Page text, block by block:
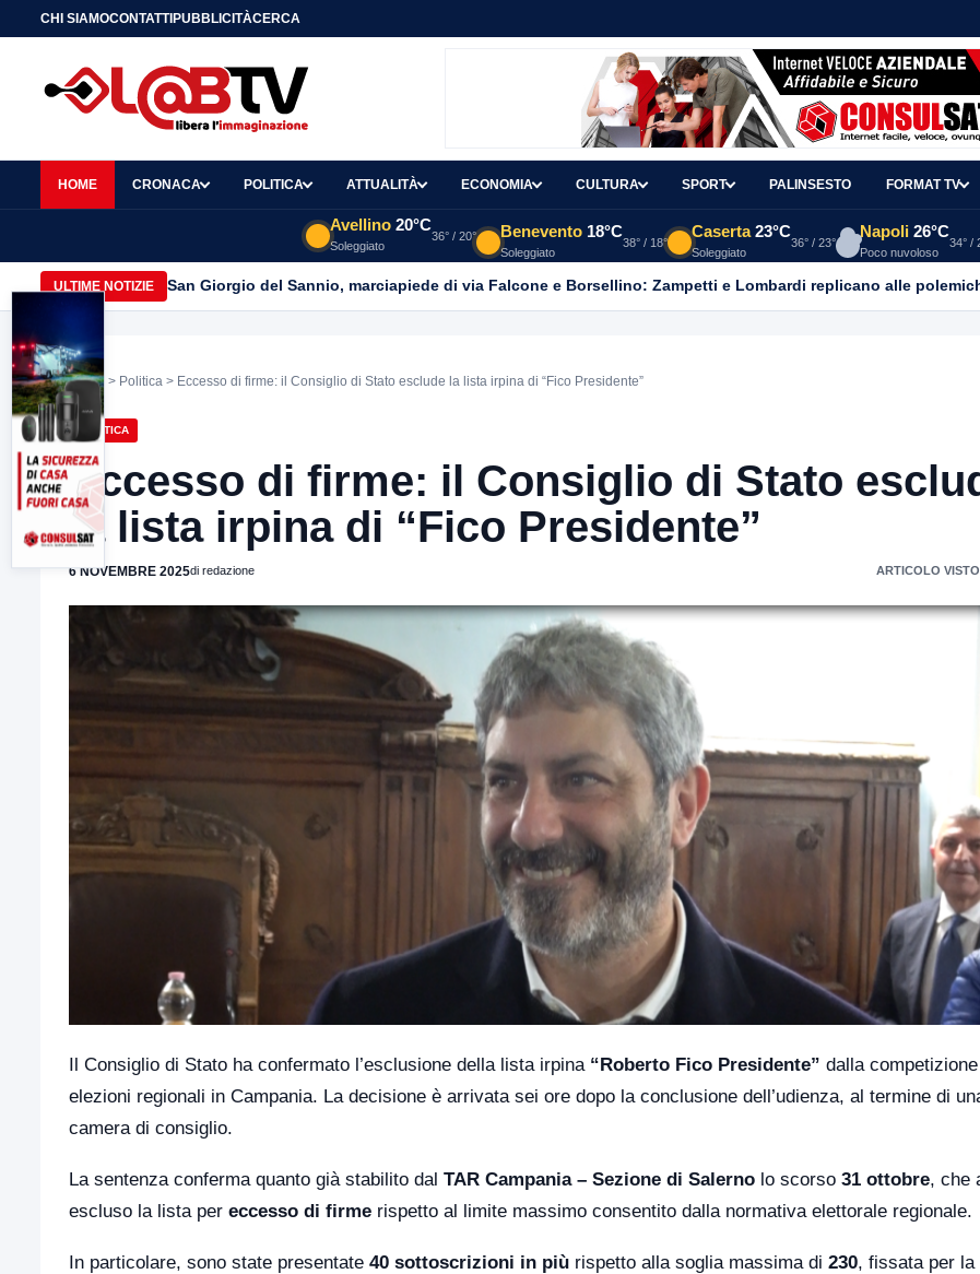
CHI SIAMOCONTATTIPUBBLICITÀCERCA
HOME CRONACA POLITICA ATTUALITÀ ECONOMIA CULTURA SPORT PALINSESTO FORMAT TV
Avellino 20°C
Soleggiato
36° / 20° Benevento 18°C
Soleggiato
38° / 18°
Caserta 23°C
Soleggiato
36° / 23°
Napoli 26°C
Poco nuvoloso
34° /
ULTIME NOTIZIE San Giorgio del Sannio, marciapiede di via Falcone e Borsellino: Zampetti e Lombardi replicano alle
Home > Politica > Eccesso di firme: il Consiglio di Stato esclude la lista irpina di “Fico Presidente”
POLITICA
Eccesso di firme: il Consiglio di Stato
la lista irpina di “Fico Presidente”
6 NOVEMBRE 2025di redazione ARTICOLO
Il Consiglio di Stato ha confermato l’esclusione della lista irpina “Roberto Fico Presidente” dalla
elezioni regionali in Campania. La decisione è arrivata sei ore dopo la conclusione dell’udienza, al termine di
camera di consiglio.
La sentenza conferma quanto già stabilito dal TAR Campania – Sezione di Salerno lo scorso 31 ottobre, che
escluso la lista per eccesso di firme rispetto al limite massimo consentito dalla normativa elettorale regionale.
In particolare, sono state presentate 40 sottoscrizioni in più rispetto alla soglia massima di 230, fissata per la